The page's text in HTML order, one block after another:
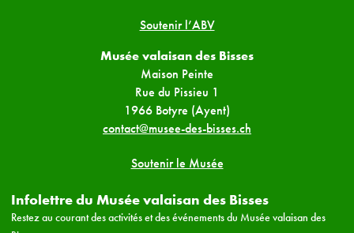
Soutenir l’ABV
Musée valaisan des Bisses
Maison Peinte
Rue du Pissieu 1
1966 Botyre (Ayent)
contact@musee-des-bisses.ch
Soutenir le Musée
Infolettre du Musée valaisan des Bisses
Restez au courant des activités et des événements du Musée valaisan des